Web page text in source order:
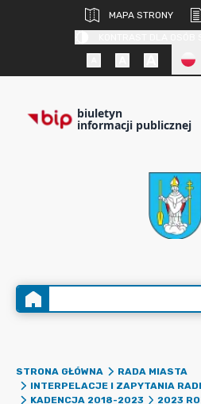
MAPA STRONY
biuletyn
informacji publicznej
STRONA GŁÓWNA
RADA MIASTA
INTERPELACJE I ZAPYTANIA
KADENCJA 2018-2023
2023